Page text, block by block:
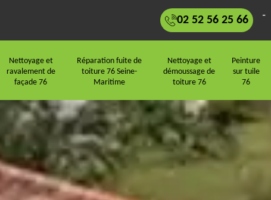
02 52 56 25 66 -
Nettoyage et
ravalement de
façade 76
Réparation fuite de
toiture 76 Seine-
Maritime
Nettoyage et
démoussage de
toiture 76
Peinture
sur tuile
76